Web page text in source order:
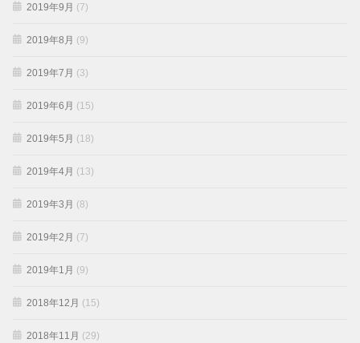
2019年9月 (7)
2019年8月 (9)
2019年7月 (3)
2019年6月 (15)
2019年5月 (18)
2019年4月 (13)
2019年3月 (8)
2019年2月 (7)
2019年1月 (9)
2018年12月 (15)
2018年11月 (29)